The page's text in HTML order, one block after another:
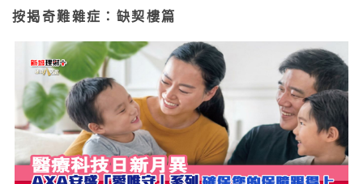
按揭奇難雜症：缺契樓篇